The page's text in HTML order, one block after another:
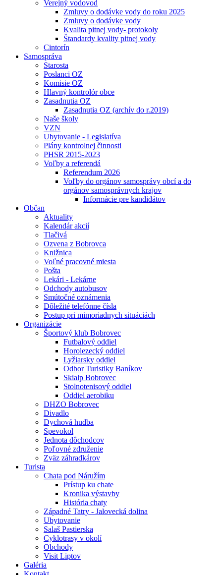
Verejný vodovod
Zmluvy o dodávke vody do roku 2025
Zmluvy o dodávke vody
Kvalita pitnej vody- protokoly
Štandardy kvality pitnej vody
Cintorín
Samospráva
Starosta
Poslanci OZ
Komisie OZ
Hlavný kontrolór obce
Zasadnutia OZ
Zasadnutia OZ (archív do r.2019)
Naše školy
VZN
Ubytovanie - Legislatíva
Plány kontrolnej činnosti
PHSR 2015-2023
Voľby a referendá
Referendum 2026
Voľby do orgánov samosprávy obcí a do
orgánov samosprávnych krajov
Informácie pre kandidátov
Občan
Aktuality
Kalendár akcií
Tlačivá
Ozvena z Bobrovca
Knižnica
Voľné pracovné miesta
Pošta
Lekári - Lekárne
Odchody autobusov
Smútočné oznámenia
Dôležité telefónne čísla
Postup pri mimoriadnych situáciách
Organizácie
Športový klub Bobrovec
Futbalový oddiel
Horolezecký oddiel
Lyžiarsky oddiel
Odbor Turistiky Baníkov
Skialp Bobrovec
Stolnotenisový oddiel
Oddiel aerobiku
DHZO Bobrovec
Divadlo
Dychová hudba
Spevokol
Jednota dôchodcov
Poľovné združenie
Zväz záhradkárov
Turista
Chata pod Náružím
Prístup ku chate
Kronika výstavby
História chaty
Západné Tatry - Jalovecká dolina
Ubytovanie
Salaš Pastierska
Cyklotrasy v okolí
Obchody
Visit Liptov
Galéria